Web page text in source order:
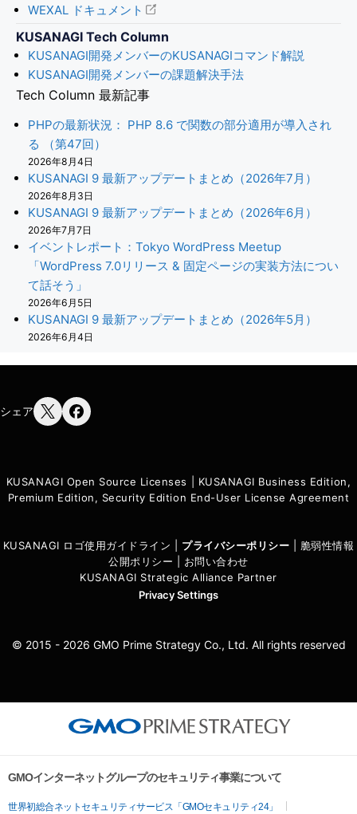
WEXAL ドキュメント
KUSANAGI Tech Column
KUSANAGI開発メンバーのKUSANAGIコマンド解説
KUSANAGI開発メンバーの課題解決手法
Tech Column 最新記事
PHPの最新状況： PHP 8.6 で関数の部分適用が導入され
る （第47回）
2026年8月4日
KUSANAGI 9 最新アップデートまとめ（2026年7月）
2026年8月3日
KUSANAGI 9 最新アップデートまとめ（2026年6月）
2026年7月7日
イベントレポート：Tokyo WordPress Meetup
「WordPress 7.0リリース & 固定ページの実装方法につい
て話そう」
2026年6月5日
KUSANAGI 9 最新アップデートまとめ（2026年5月）
2026年6月4日
シェア
KUSANAGI Open Source Licenses
KUSANAGI Business Edition,
Premium Edition, Security Edition End-User License Agreement
KUSANAGI ロゴ使用ガイドライン プライバシーポリシー
脆弱性情報
公開ポリシー
お問い合わせ
KUSANAGI Strategic Alliance Partner
Privacy Settings
© 2015 - 2026 GMO Prime Strategy Co., Ltd. All rights reserved
GMOインターネットグループのセキュリティ事業について
世界初総合ネットセキュリティサービス「GMOセキュリティ24」